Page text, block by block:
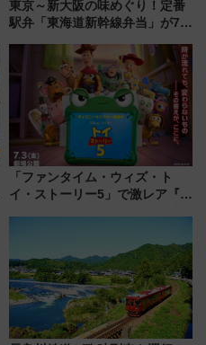
東京～新大阪の味めぐり！定番
駅弁「東海道新幹線弁当」が7月
「ファンタイム・ウィズ・ト
イ・ストーリー5」で激レア『ロ